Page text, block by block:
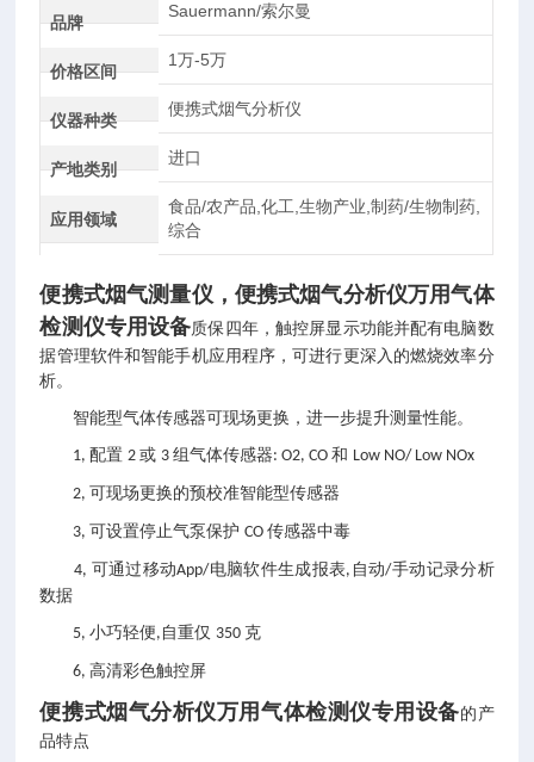
品牌
Sauermann/索尔曼
价格区间
1万-5万
仪器种类
便携式烟气分析仪
产地类别
进口
应用领域
食品/农产品,化工,生物产业,制药/生物制药,
综合
便携式烟气测量仪， 便携式烟气分析仪万用气体
检测仪专用设备质保四年，触控屏显示功能并配有电脑数
据管理软件和智能手机应用程序，可进行更深入的燃烧效率分
析。
智能型气体传感器可现场更换，进一步提升测量性能。
1, 配置2或 3组气体传感器: O2, CO和 Low NO/ Low NOx
2, 可现场更换的预校准智能型传感器
3, 可设置停止气泵保护CO传感器中毒
4, 可通过移动App/电脑软件生成报表, 自动/手动记录分析
数据
5,小巧轻便, 自重仅 350 克
6, 高清彩色触控屏
便携式烟气分析仪万用气体检测仪专用设备的产
品特点